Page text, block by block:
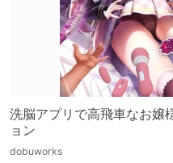
洗脳アプリで高飛車なお嬢
ョン
dobuworks